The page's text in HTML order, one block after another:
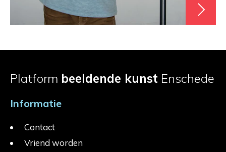
Platform beeldende kunst Enschede
Informatie
Contact
Vriend worden